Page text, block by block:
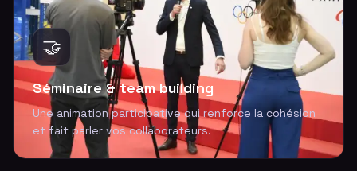
🤝
Séminaire & team building
Une animation participative qui renforce la cohésion
et fait parler vos collaborateurs.